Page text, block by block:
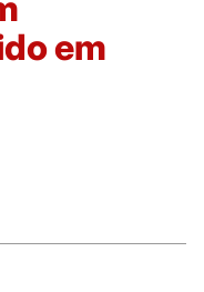
em